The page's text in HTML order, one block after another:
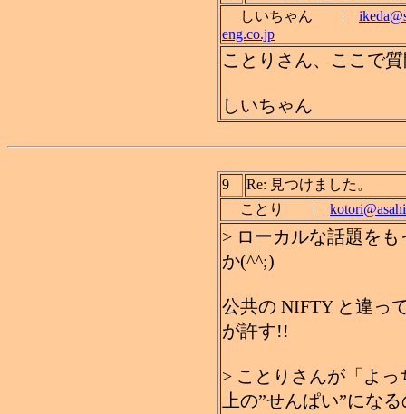
しいちゃん |
eng.co.jp
ことりさん、ここで
しいちゃん
9
Re: 見つけました。
ことり |
> ローカルな話題を
か(^^;)
公共の NIFTY と違っ
が許す!!
> ことりさんが「よ
上の”せんぱい”にな